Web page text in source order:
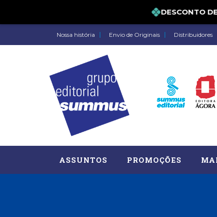
DESCONTO DE
Nossa história Envio de Originais Distribuidores
ASSUNTOS PROMOÇÕES